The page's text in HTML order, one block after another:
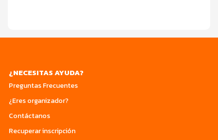
¿NECESITAS AYUDA?
Preguntas Frecuentes
¿Eres organizador?
Contáctanos
Recuperar inscripción